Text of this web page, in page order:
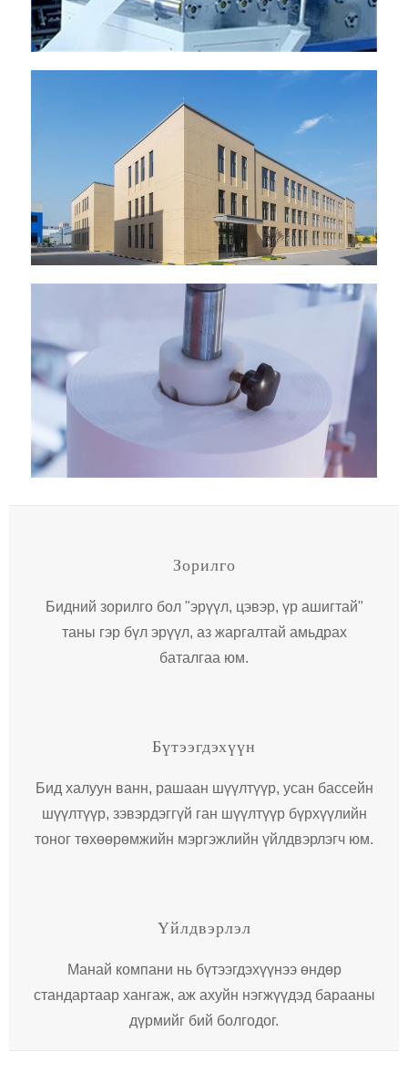
Зорилго
Бидний зорилго бол "эрүүл, цэвэр, үр ашигтай"
таны гэр бүл эрүүл, аз жаргалтай амьдрах
баталгаа юм.
Бүтээгдэхүүн
Бид халуун ванн, рашаан шүүлтүүр, усан бассейн
шүүлтүүр, зэвэрдэггүй ган шүүлтүүр бүрхүүлийн
тоног төхөөрөмжийн мэргэжлийн үйлдвэрлэгч юм.
Үйлдвэрлэл
Манай компани нь бүтээгдэхүүнээ өндөр
стандартаар хангаж, аж ахуйн нэгжүүдэд барааны
дүрмийг бий болгодог.